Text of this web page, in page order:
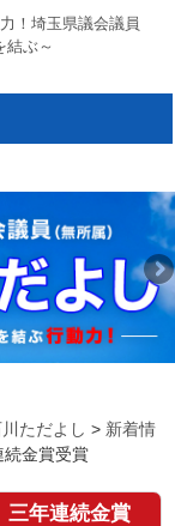
！埼玉県議会議員
ぶ～
ただよし > 新着情
続金賞受賞
三年連続金賞